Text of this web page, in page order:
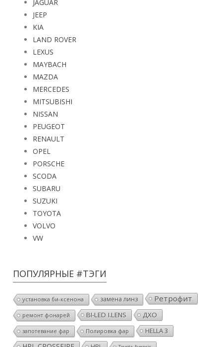
JEEP
KIA
LAND ROVER
LEXUS
MAYBACH
MAZDA
MERCEDES
MITSUBISHI
NISSAN
PEUGEOT
RENAULT
OPEL
PORSCHE
SCODA
SUBARU
SUZUKI
TOYOTA
VOLVO
VW
ремонт фонарей BI-LED I.LENS ДХО
запотевание фар Полировка фар HELLA 3
HPL CROSSFIRE HPL Toyota Avensis